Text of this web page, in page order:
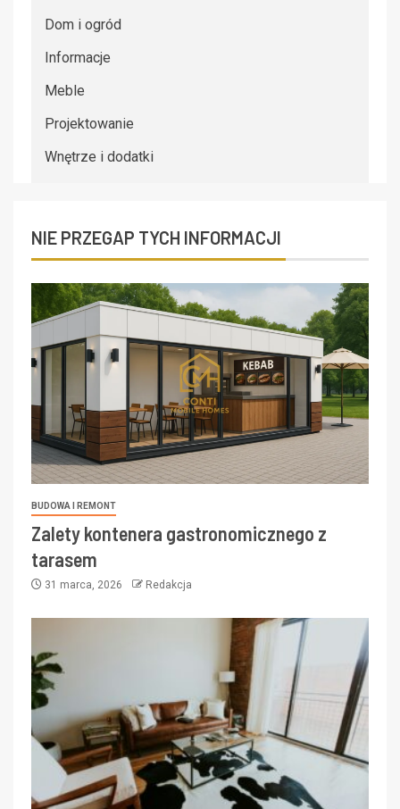
Dom i ogród
Informacje
Meble
Projektowanie
Wnętrze i dodatki
NIE PRZEGAP TYCH INFORMACJI
BUDOWA I REMONT
Zalety kontenera gastronomicznego z
tarasem
31 marca, 2026 Redakcja